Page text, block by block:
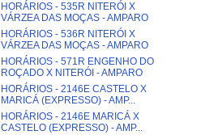
HORÁRIOS - 535R NITERÓI X
VÁRZEA DAS MOÇAS - AMPARO
HORÁRIOS - 536R NITERÓI X
VÁRZEA DAS MOÇAS - AMPARO
HORÁRIOS - 571R ENGENHO DO
ROÇADO X NITERÓI - AMPARO
HORÁRIOS - 2146E CASTELO X
MARICÁ (EXPRESSO) - AMP...
HORÁRIOS - 2146E MARICÁ X
CASTELO (EXPRESSO) - AMP...